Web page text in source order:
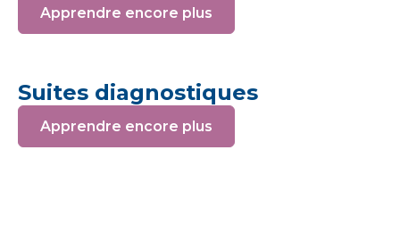
Apprendre encore plus
Suites diagnostiques
Apprendre encore plus